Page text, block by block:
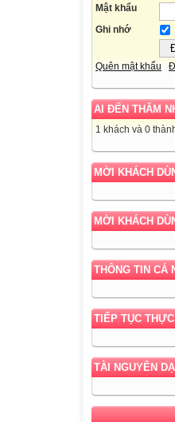
Mật khẩu
Ghi nhớ
Quên mật khẩu
AI ĐẾN THĂM
1 khách và 0
MỜI KHÁCH
MỜI KHÁCH
THÔNG TIN CÁ
TIẾP TỤC
TÀI NGUYÊN